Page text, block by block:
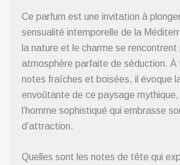
Ce parfum est une invitation à
sensualité intemporelle de la
la nature et le charme se rencontrent
atmosphère parfaite de séduction. À
notes fraîches et boisées, il évoque
envoûtante de ce paysage
l’homme sophistiqué qui embrasse
d’attraction.
Quelles sont les notes de tête qui